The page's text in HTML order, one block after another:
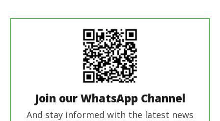
Join our WhatsApp Channel
And stay informed with the latest news